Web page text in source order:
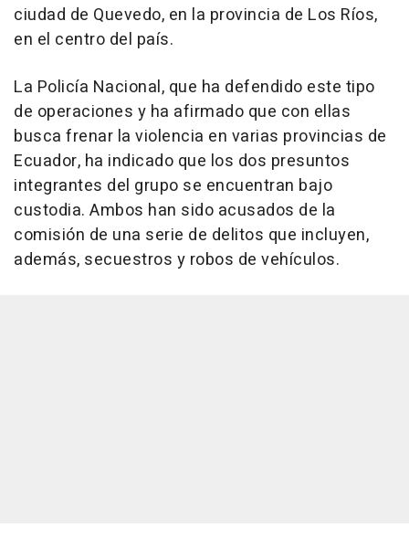
ciudad de Quevedo, en la provincia de Los Ríos,
en el centro del país.
La Policía Nacional, que ha defendido este tipo
de operaciones y ha afirmado que con ellas
busca frenar la violencia en varias provincias de
Ecuador, ha indicado que los dos presuntos
integrantes del grupo se encuentran bajo
custodia. Ambos han sido acusados de la
comisión de una serie de delitos que incluyen,
además, secuestros y robos de vehículos.